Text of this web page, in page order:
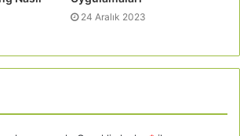
24 Aralık 2023